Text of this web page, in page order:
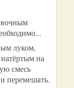
луком,
на
смесь
перемешать.